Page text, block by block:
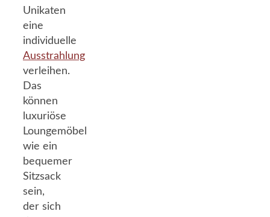
Unikaten
eine
individuelle
Ausstrahlung
verleihen.
Das
können
luxuriöse
Loungemöbel
wie ein
bequemer
Sitzsack
sein,
der sich